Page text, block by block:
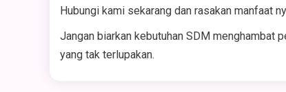
Hubungi kami sekarang dan rasakan manfaat
Jangan biarkan kebutuhan SDM menghambat
yang tak terlupakan.